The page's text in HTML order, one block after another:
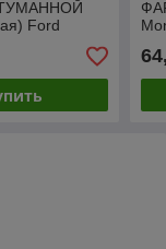
Ford
Форд Мондео